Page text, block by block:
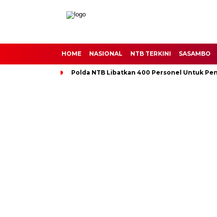
HOME NASIONAL NTB TERKINI SASAMBO
Polda NTB Libatkan 400 Personel Untuk